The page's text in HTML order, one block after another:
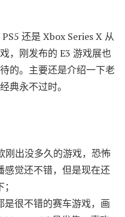
还是 Xbox Series X 从
，刚发布的 E3 游戏展也
的。主要还是介绍一下老
典永不过时。
刚出没多久的游戏，恐怖
感觉还不错，但是现在还
很不错的赛车游戏，画